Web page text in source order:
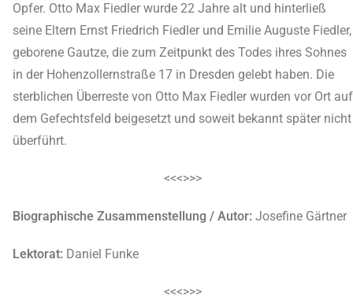
Opfer. Otto Max Fiedler wurde 22 Jahre alt und hinterließ
seine Eltern Ernst Friedrich Fiedler und Emilie Auguste Fiedler,
geborene Gautze, die zum Zeitpunkt des Todes ihres Sohnes
in der Hohenzollernstraße 17 in Dresden gelebt haben. Die
sterblichen Überreste von Otto Max Fiedler wurden vor Ort auf
dem Gefechtsfeld beigesetzt und soweit bekannt später nicht
überführt.
<<<>>>
Biographische Zusammenstellung / Autor: Josefine Gärtner
Lektorat: Daniel Funke
<<<>>>